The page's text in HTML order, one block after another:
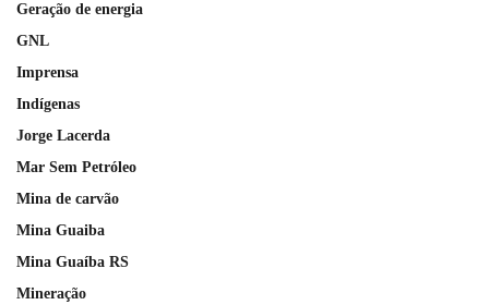
Geração de energia
GNL
Imprensa
Indígenas
Jorge Lacerda
Mar Sem Petróleo
Mina de carvão
Mina Guaiba
Mina Guaíba RS
Mineração